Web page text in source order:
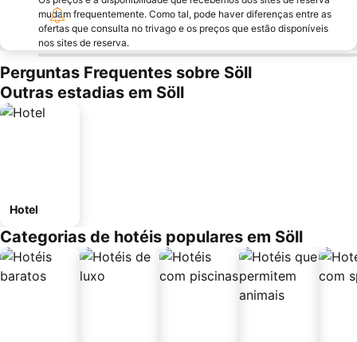
mudam frequentemente. Como tal, pode haver diferenças entre as
ofertas que consulta no trivago e os preços que estão disponíveis
nos sites de reserva.
Perguntas Frequentes sobre Söll
Outras estadias em Söll
Hotel
Categorias de hotéis populares em Söll